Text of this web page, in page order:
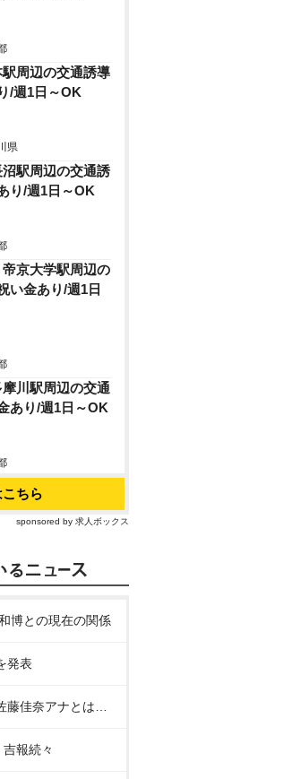
駅周辺の交通誘導
/週1日～OK
県
沼駅周辺の交通誘
り/週1日～OK
帝京大学駅周辺の
い金あり/週1日
摩川駅周辺の交通
あり/週1日～OK
ちら
sponsored by 求人ボックス
博との現在の関係
発表
藤佳奈アナとは…
報続々